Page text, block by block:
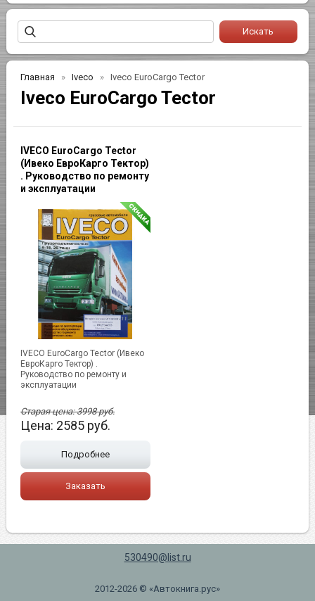
Главная Iveco Iveco EuroCargo Tector
Iveco EuroCargo Tector
IVECO EuroCargo Tector
(Ивеко ЕвроКарго Тектор)
. Руководство по ремонту
и эксплуатации
IVECO EuroCargo Tector (Ивеко
ЕвроКарго Тектор) .
Руководство по ремонту и
эксплуатации
Старая цена:3998руб.
Цена: 2585 руб.
Подробнее
Заказать
530490@list.ru
2012-2026 © «Автокнига.рус»